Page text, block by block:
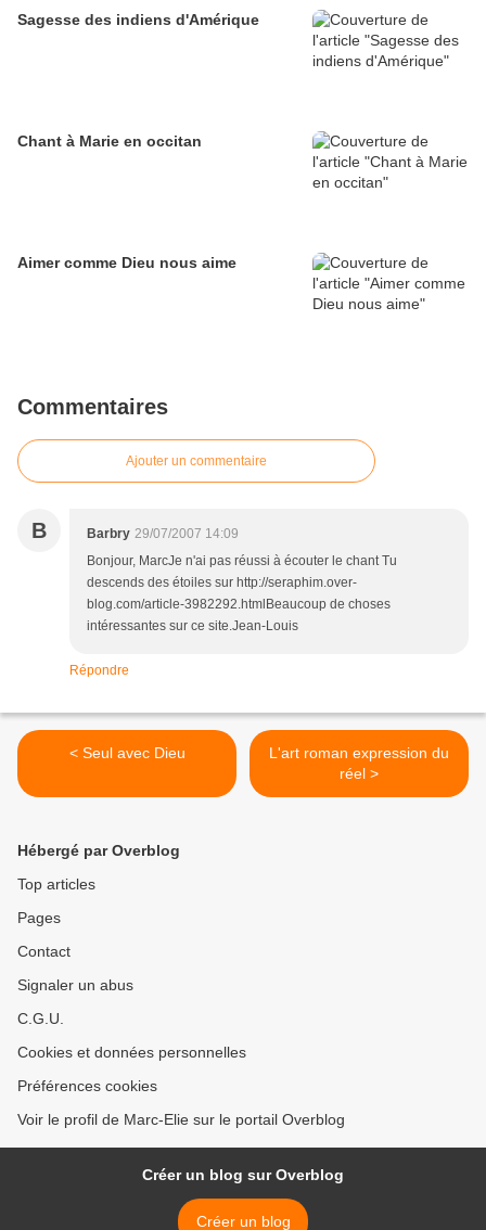
Sagesse des indiens d'Amérique
Chant à Marie en occitan
Aimer comme Dieu nous aime
Commentaires
Ajouter un commentaire
B Barbry 29/07/2007 14:09
Bonjour, MarcJe n'ai pas réussi à écouter le chant Tu
descends des étoiles sur http://seraphim.over-
blog.com/article-3982292.htmlBeaucoup de choses
intéressantes sur ce site.Jean-Louis
Répondre
< Seul avec Dieu
L'art roman expression du
réel >
Hébergé par Overblog
Top articles
Pages
Contact
Signaler un abus
C.G.U.
Cookies et données personnelles
Préférences cookies
Voir le profil de Marc-Elie sur le portail Overblog
Créer un blog sur Overblog
Créer un blog